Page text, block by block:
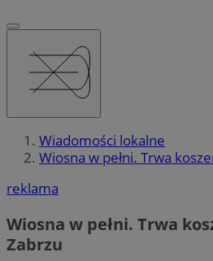
Wiadomości lokalne
Wiosna w pełni. Trwa
reklama
Wiosna w pełni. Trwa
Zabrzu